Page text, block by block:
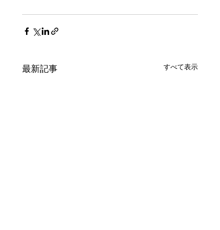
最新記事 すべて表示